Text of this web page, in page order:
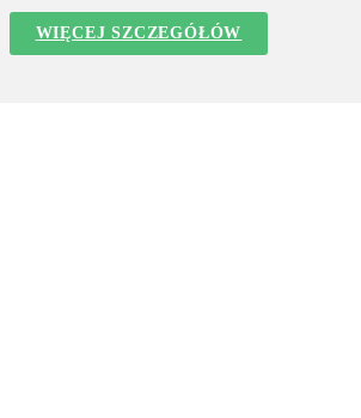
WIĘCEJ SZCZEGÓŁÓW